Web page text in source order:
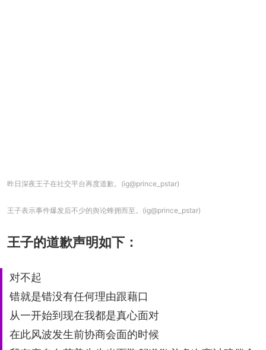
昨日深夜王子在社交平台再度道歉。(ig@prince_pstar)
王子表示事件爆发后不少的舆论蜂拥而至。(ig@prince_pstar)
王子的道歉声明如下：
对不起
错就是错没有任何理由跟藉⼝
从⼀开始到现在我都是真⼼⾯对
在此风波发⽣前协商会⾯的时候